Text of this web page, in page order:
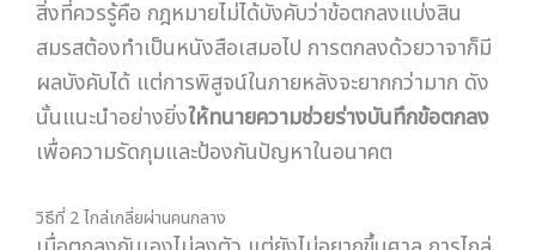
วิธีที่ 2 ไกล่เกลี่ยผ่านคนกลาง
เมื่อตกลงกันเองไม่ลงตัว แต่ยังไม่อยากขึ้นศาล การไกล่
เกลี่ยผ่านคนกลางเป็นทางเลือกที่น่าสนใจ ไม่ว่าจะเป็น
ศูนย์ไกล่เกลี่ยของศาล หรือสถาบันอนุญาโตตุลาการ
กระบวนการนี้มีความเป็นกลาง ใช้เวลาน้อยกว่า และค่าใช้